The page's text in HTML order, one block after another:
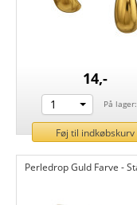
14,-
1 På lager:
Føj til indkøbskurv